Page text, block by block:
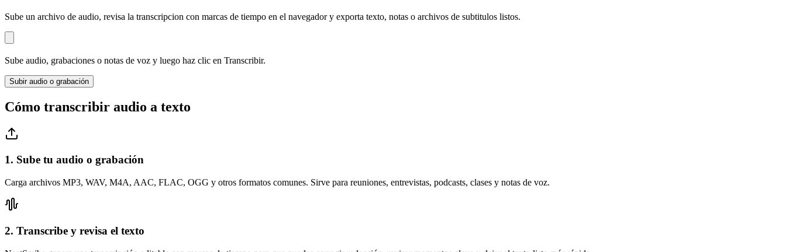
Sube un archivo de audio, revisa la transcripcion con marcas de tiempo en el navegador y exporta texto, notas o archivos de subtitulos listos.
Sube audio, grabaciones o notas de voz y luego haz clic en Transcribir.
Subir audio o grabación
Cómo transcribir audio a texto
1. Sube tu audio o grabación
Carga archivos MP3, WAV, M4A, AAC, FLAC, OGG y otros formatos comunes. Sirve para reuniones, entrevistas, podcasts, clases y notas de voz.
2. Transcribe y revisa el texto